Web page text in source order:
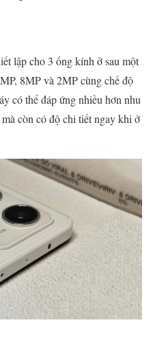
lập cho 3 ống kính ở sau một
8MP và 2MP cùng chế độ
có thể đáp ứng nhiều hơn nhu
còn có độ chi tiết ngay khi ở